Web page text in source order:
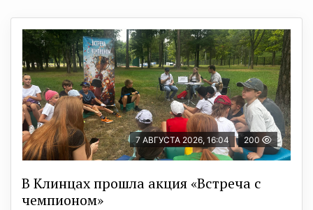
7 АВГУСТА 2026, 16:04 200
В Клинцах прошла акция «Встреча с
чемпионом»